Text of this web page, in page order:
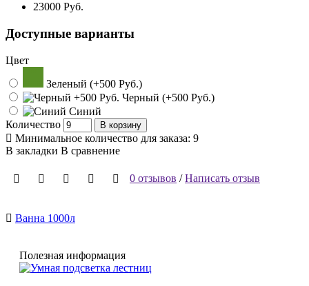
23000 Pуб.
Доступные варианты
Цвет
Зеленый (+500 Pуб.)
Черный (+500 Pуб.)
Синий
Количество
В корзину
Минимальное количество для заказа: 9
В закладки В сравнение
0 отзывов /Написать отзыв
Ванна 1000л
Полезная информация